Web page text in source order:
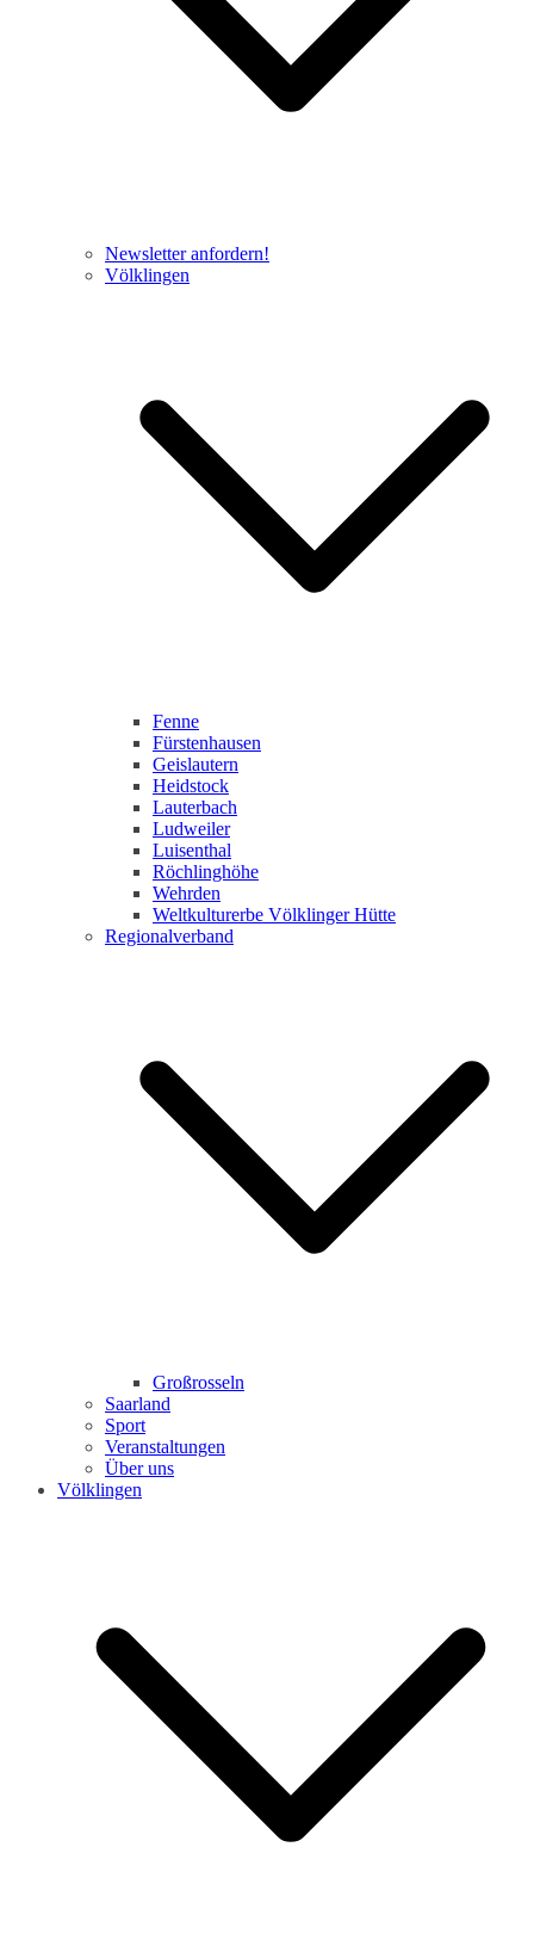
Newsletter anfordern!
Völklingen
Fenne
Fürstenhausen
Geislautern
Heidstock
Lauterbach
Ludweiler
Luisenthal
Röchlinghöhe
Wehrden
Weltkulturerbe Völklinger Hütte
Regionalverband
Großrosseln
Saarland
Sport
Veranstaltungen
Über uns
Völklingen